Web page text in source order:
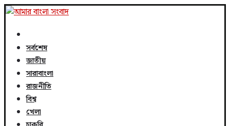
সর্বশেষ
জাতীয়
সারাবাংলা
রাজনীতি
বিশ্ব
খেলা